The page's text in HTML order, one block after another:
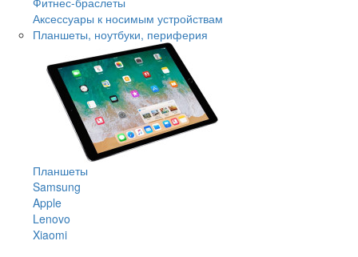
Аксессуары к носимым устройствам
Планшеты, ноутбуки, периферия
Планшеты
Samsung
Apple
Lenovo
Xiaomi